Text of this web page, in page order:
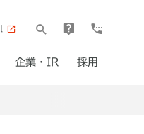
企業・IR 採用